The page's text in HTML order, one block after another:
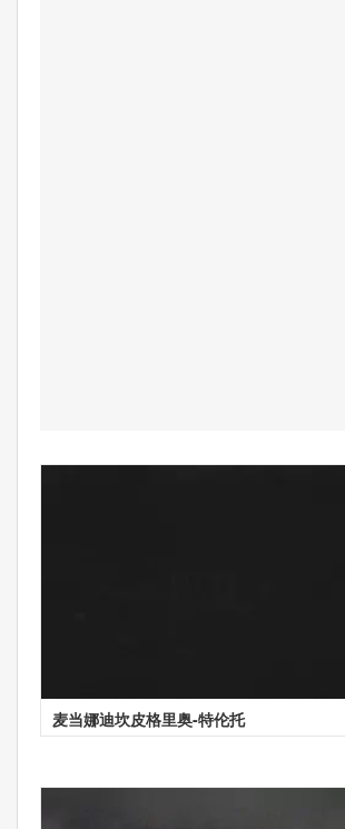
麦当娜迪坎皮格里奥-特伦托